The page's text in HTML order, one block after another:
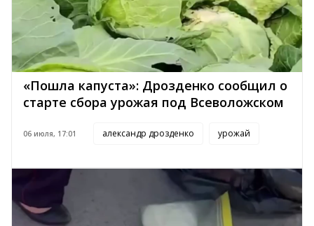
«Пошла капуста»: Дрозденко сообщил о
старте сбора урожая под Всеволожском
06 июля, 17:01 александр дрозденко урожай